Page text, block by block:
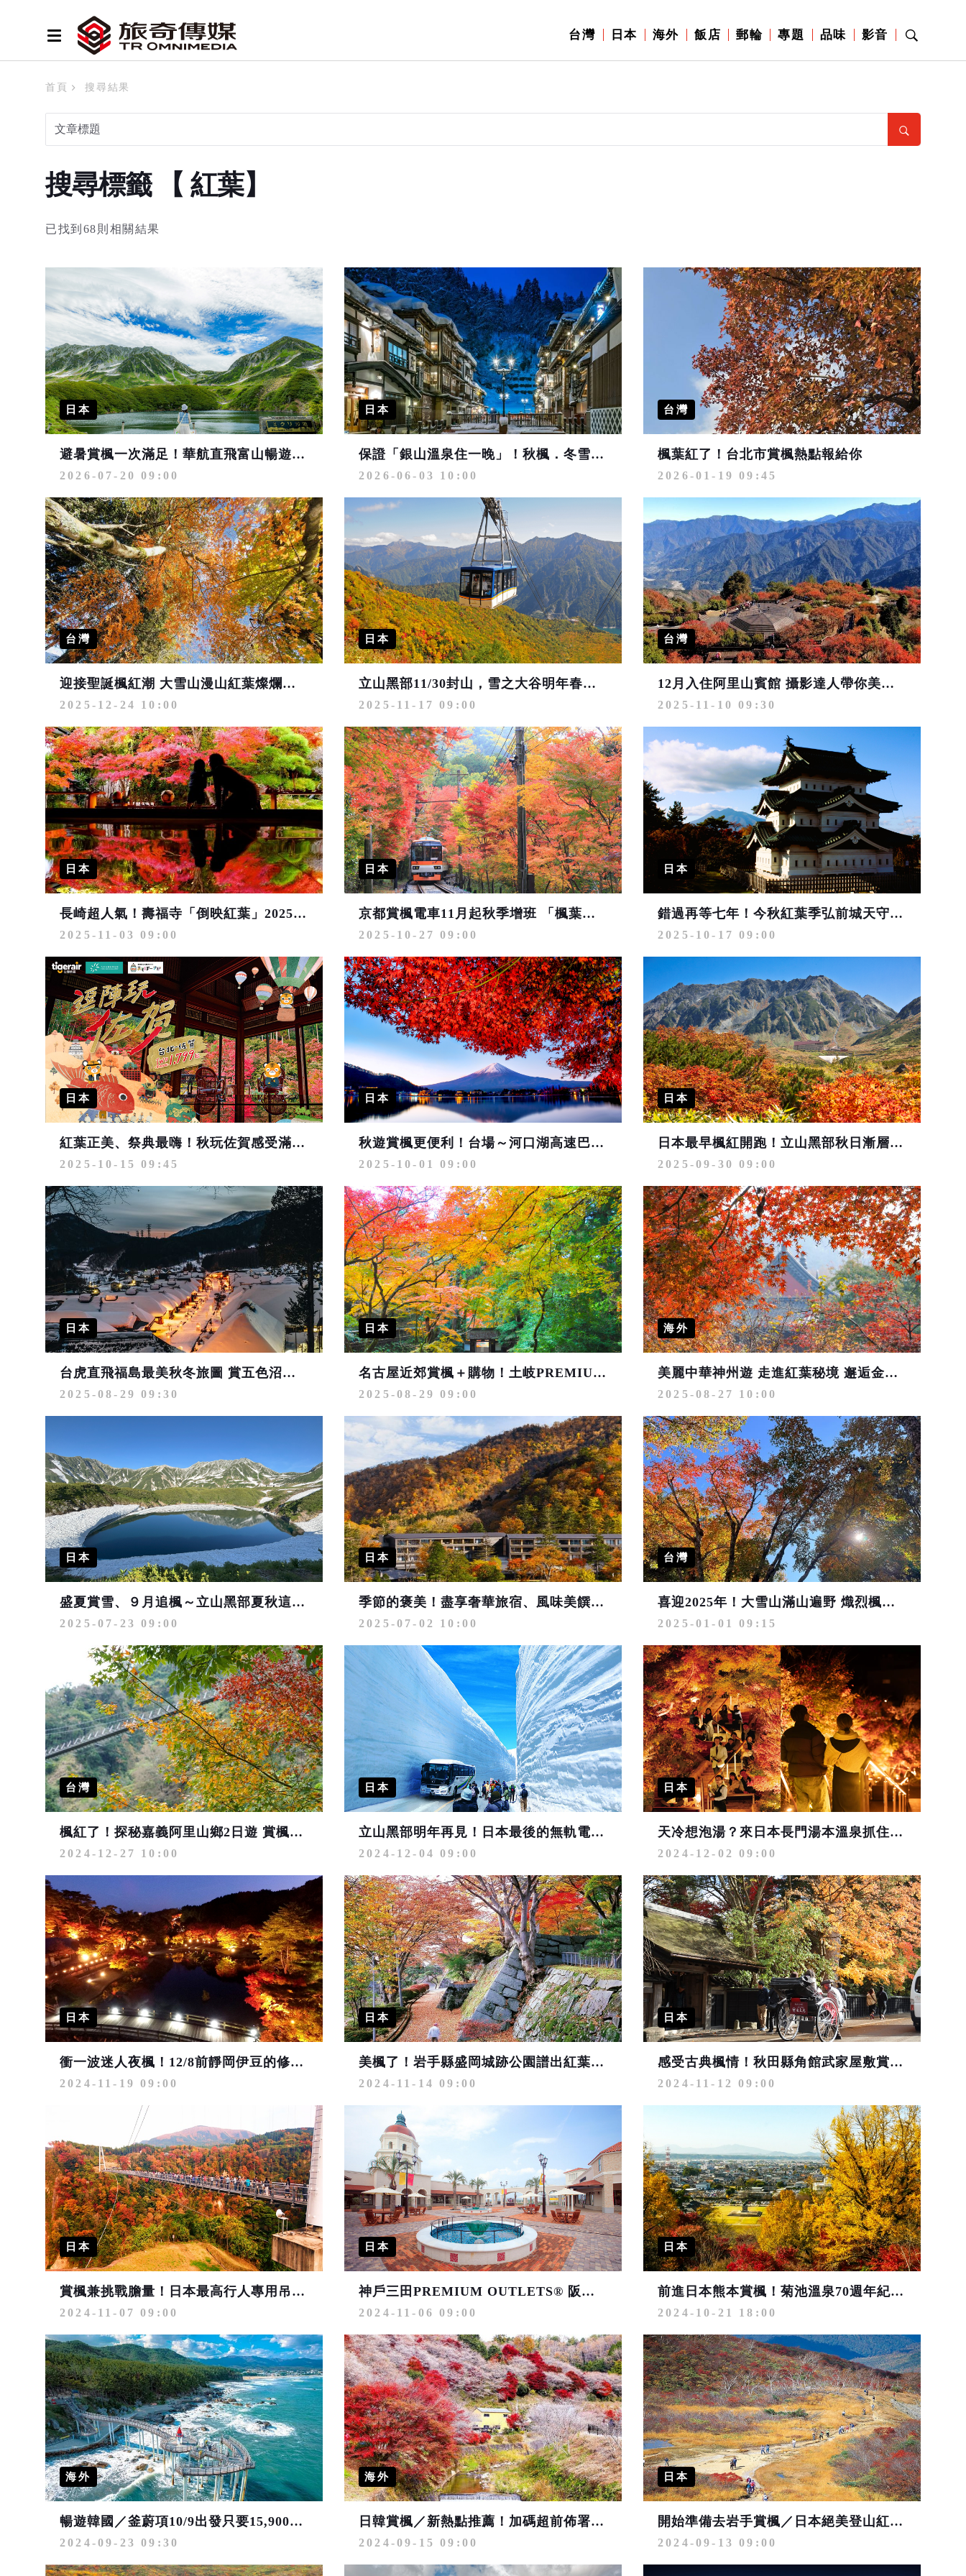
台灣 日本 海外 飯店 郵輪 專題 品味 影音
首頁 搜尋結果
搜尋標籤 【 紅葉】
已找到68則相關結果
日本
避暑賞楓一次滿足！華航直飛富山暢遊立山黑部
2026-07-20 09:00
日本
保證「銀山溫泉住一晚」！秋楓．冬雪雙季節 日本東北夢幻名宿美景美食之旅
2026-06-03 10:00
台灣
楓葉紅了！台北市賞楓熱點報給你
2026-01-19 09:45
台灣
迎接聖誕楓紅潮 大雪山漫山紅葉燦爛登場
2025-12-24 10:00
日本
立山黑部11/30封山，雪之大谷明年春天見
2025-11-17 09:00
台灣
12月入住阿里山賓館 攝影達人帶你美拍夢幻楓紅雲海
2025-11-10 09:30
日本
長崎超人氣！壽福寺「倒映紅葉」2025公開日期公佈
2025-11-03 09:00
日本
京都賞楓電車11月起秋季增班 「楓葉隧道」夜間點燈浪漫登場
2025-10-27 09:00
日本
錯過再等七年！今秋紅葉季弘前城天守內部參訪最後機會
2025-10-17 09:00
日本
紅葉正美、祭典最嗨！秋玩佐賀感受滿滿熱力 台灣虎航台北直飛佐賀2小時1799起
2025-10-15 09:45
日本
秋遊賞楓更便利！台場～河口湖高速巴士10月起開通
2025-10-01 09:00
日本
日本最早楓紅開跑！立山黑部秋日漸層美景
2025-09-30 09:00
日本
台虎直飛福島最美秋冬旅圖 賞五色沼倒映秋色、體驗大內宿夢幻雪屋
2025-08-29 09:30
日本
名古屋近郊賞楓＋購物！土岐PREMIUM OUTLETS®順遊香嵐溪
2025-08-29 09:00
海外
美麗中華神州遊 走進紅葉秘境 邂逅金秋「楓」光
2025-08-27 10:00
日本
盛夏賞雪、９月追楓～立山黑部夏秋這樣玩
2025-07-23 09:00
日本
季節的褒美！盡享奢華旅宿、風味美饌 日本極上秋楓奢旅
2025-07-02 10:00
台灣
喜迎2025年！大雪山滿山遍野 熾烈楓紅接鴻運
2025-01-01 09:15
台灣
楓紅了！探秘嘉義阿里山鄉2日遊 賞楓行程全攻略
2024-12-27 10:00
日本
立山黑部明年再見！日本最後的無軌電車同日謝幕 新電氣巴士2025登場
2024-12-04 09:00
日本
天冷想泡湯？來日本長門湯本溫泉抓住楓紅的尾巴！
2024-12-02 09:00
日本
衝一波迷人夜楓！12/8前靜岡伊豆的修善寺虹之郷紅葉彩燈秀等著你
2024-11-19 09:00
日本
美楓了！岩手縣盛岡城跡公園譜出紅葉與石牆的最美協奏曲
2024-11-14 09:00
日本
感受古典楓情！秋田縣角館武家屋敷賞楓去
2024-11-12 09:00
日本
賞楓兼挑戰膽量！日本最高行人專用吊橋在九州大分縣
2024-11-07 09:00
日本
神戶三田PREMIUM OUTLETS® 阪神賞楓順遊購物首選
2024-11-06 09:00
日本
前進日本熊本賞楓！菊池溫泉70週年紀念，來做個熊本熊部長造型和果子吧！
2024-10-21 18:00
海外
暢遊韓國／釜蔚項10/9出發只要15,900元 賞楓團降價、第2人再省5,000
2024-09-23 09:30
海外
日韓賞楓／新熱點推薦！加碼超前佈署「釜山煙火節」
2024-09-15 09:00
日本
開始準備去岩手賞楓／日本絕美登山紅葉鑑賞團，3900日圓當天來回新手入門也OK！
2024-09-13 09:00